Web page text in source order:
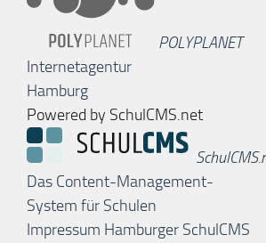
POLYPLANET
Internetagentur
Hamburg
Powered by SchulCMS.net
Das Content-Management-
System für Schulen
Impressum Hamburger SchulCMS